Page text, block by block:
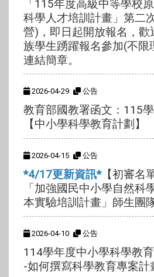
「115年度高級中等學校
科學人才培訓計畫」第二
營)，即日起開放報名，歡
族學生踴躍報名參加(不限
連結簡章。
2026-04-29 公告
教育部國教署函文：115
【中小學科學教育計劃】
2026-04-15 公告
*4/17更新資訊*【初審名
「加強國民中小學自然科
本實驗培訓計畫」師生團
2026-04-10 公告
114學年度中小學科學教
-如何撰寫科學教育專案計